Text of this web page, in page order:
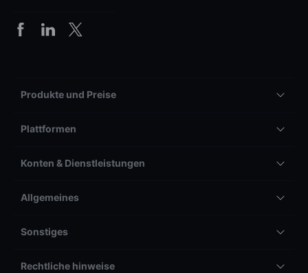
Produkte und Preise
Plattformen
Konten & Dienstleistungen
Allgemeines
Sonstiges
Rechtliche hinweise